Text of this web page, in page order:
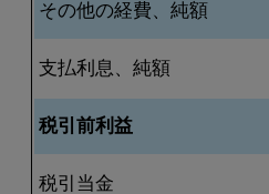
その他の経費、純額
支払利息、純額
税引前利益
税引当金